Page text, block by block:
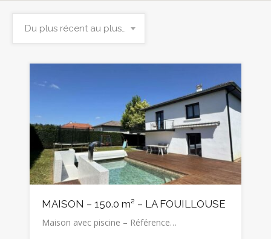
Du plus récent au plus ancien
MAISON – 150.0 m² – LA FOUILLOUSE
Maison avec piscine – Référence…